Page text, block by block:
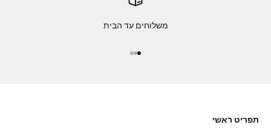
משלוחים עד הבית
תפריט ראשי